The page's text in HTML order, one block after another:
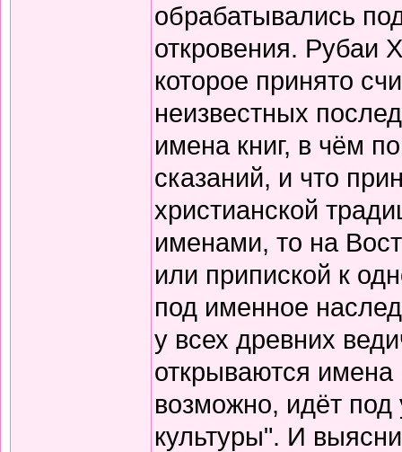
обрабатывались
откровения. Рубаи
которое принято
неизвестных
имена книг, в чём
сказаний, и что
христианской
именами, то на
или припиской к
под именное
у всех древних
открываются имена
возможно, идёт под
культуры". И